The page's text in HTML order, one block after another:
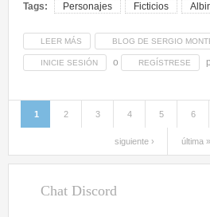
Biblioteca Virtual
Cartas - Testimonios
Famosos con Albinismo
Artículos
Tags: Personajes Ficticios
LEER MÁS SOBRE PERSONAJES
BLOG DE SERGIO
INICIE SESIÓN o REGÍSTRESE
Páginas
1 2 3 4 5 6
siguiente › última »
Chat Discord